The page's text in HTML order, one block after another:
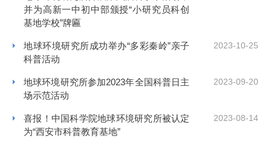
并为高新一中初中部颁授“小研究员科创
基地学校”牌匾
2023-10-25
地球环境研究所成功举办“多彩秦岭”亲子
科普活动
2023-09-20
地球环境研究所参加2023年全国科普日主
场示范活动
2023-08-14
喜报！中国科学院地球环境研究所被认定
为“西安市科普教育基地”